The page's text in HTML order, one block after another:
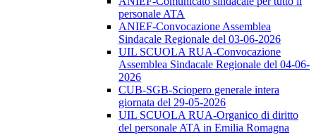
personale ATA
ANIEF-Convocazione Assemblea
Sindacale Regionale del 03-06-2026
UIL SCUOLA RUA-Convocazione
Assemblea Sindacale Regionale del 04-06-
2026
CUB-SGB-Sciopero generale intera
giornata del 29-05-2026
UIL SCUOLA RUA-Organico di diritto
del personale ATA in Emilia Romagna